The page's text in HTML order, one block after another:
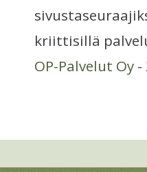
kriittisillä
OP-Palvelut Oy -